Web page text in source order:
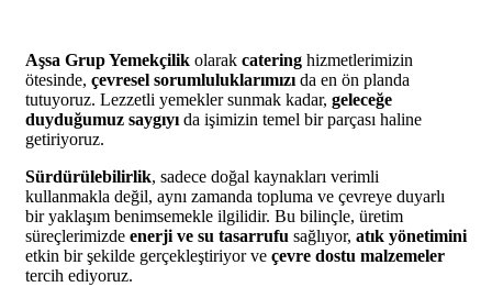
Aşsa Grup Yemekçilik olarak catering hizmetlerimizin
ötesinde, çevresel sorumluluklarımızı da en ön planda
tutuyoruz. Lezzetli yemekler sunmak kadar, geleceğe
duyduğumuz saygıyı da işimizin temel bir parçası haline
getiriyoruz.
Sürdürülebilirlik, sadece doğal kaynakları verimli
kullanmakla değil, aynı zamanda topluma ve çevreye duyarlı
bir yaklaşım benimsemekle ilgilidir. Bu bilinçle, üretim
süreçlerimizde enerji ve su tasarrufu sağlıyor, atık yönetimini
etkin bir şekilde gerçekleştiriyor ve çevre dostu malzemeler
tercih ediyoruz.